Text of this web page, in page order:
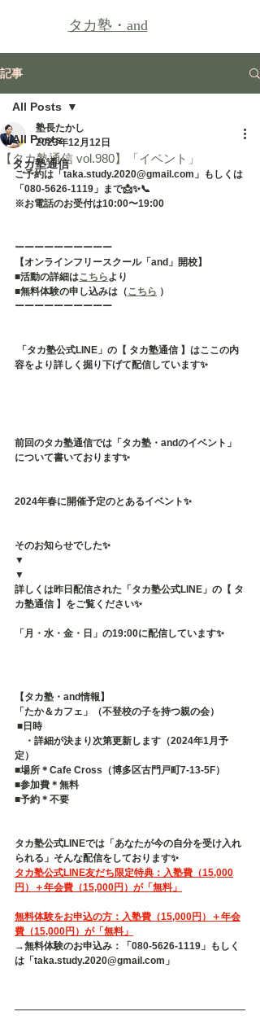
タカ塾・and
記事
All Posts
タカ塾通信
All Posts
【タカ塾通信 vol.980】「イベント」
塾長たかし
2023年12月12日
ご予約は「taka.study.2020@gmail.com」もしくは
「080-5626-1119」まで📩✨📞
※お電話のお受付は10:00〜19:00
ーーーーーーーーーー
【オンラインフリースクール「and」開校】
■活動の詳細はこちらより
■無料体験の申し込みは（こちら ）
ーーーーーーーーーー
容をより詳しく掘り下げて配信しています✨
前回のタカ塾通信では「タカ塾・andのイベント」
について書いております✨
2024年春に開催予定のとあるイベント✨
そのお知らせでした✨
▼
▼
詳しくは昨日配信された「タカ塾公式LINE」の【 タ
カ塾通信 】をご覧ください✨
「月・水・金・日」の19:00に配信しています✨
【タカ塾・and情報】
「たか＆カフェ」（不登校の子を持つ親の会）
■日時
・詳細が決まり次第更新します（2024年1月予
定）
■場所＊Cafe Cross（博多区古門戸町7-13-5F）
■参加費＊無料
■予約＊不要
タカ塾公式LINEでは「あなたが今の自分を受け入れ
られる」そんな配信をしております✨
タカ塾公式LINE友だち限定特典：入塾費（15,000
円）＋年会費（15,000円）が「無料」
無料体験をお申込の方：入塾費（15,000円）＋年会
費（15,000円）が「無料」
→無料体験のお申込み：「080-5626-1119」もしく
は「taka.study.2020@gmail.com」